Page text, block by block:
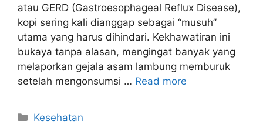
atau GERD (Gastroesophageal Reflux Disease),
kopi sering kali dianggap sebagai “musuh”
utama yang harus dihindari. Kekhawatiran ini
bukaya tanpa alasan, mengingat banyak yang
melaporkan gejala asam lambung memburuk
setelah mengonsumsi … Read more
Kategori
Kesehatan